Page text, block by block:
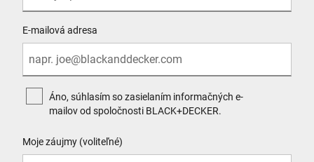
E-mailová adresa
Áno, súhlasím so zasielaním informačných e-
mailov od spoločnosti BLACK+DECKER.
Moje záujmy (voliteľné)